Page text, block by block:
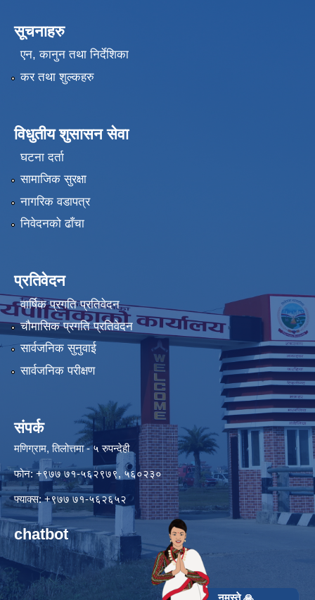
सूचनाहरु
एन, कानुन तथा निर्देशिका
कर तथा शुल्कहरु
विधुतीय शुसासन सेवा
घटना दर्ता
सामाजिक सुरक्षा
नागरिक वडापत्र
निवेदनको ढाँचा
प्रतिवेदन
वार्षिक प्रगति प्रतिवेदन
चौमासिक प्रगति प्रतिवेदन
सार्वजनिक सुनुवाई
सार्वजनिक परीक्षण
संपर्क
मणिग्राम, तिलोत्तमा - ५ रुपन्देही
फोन: +९७७ ७१-५६२९७९, ५६०२३०
फ्याक्स: +९७७ ७१-५६२६५२
chatbot
नमस्ते 🙏